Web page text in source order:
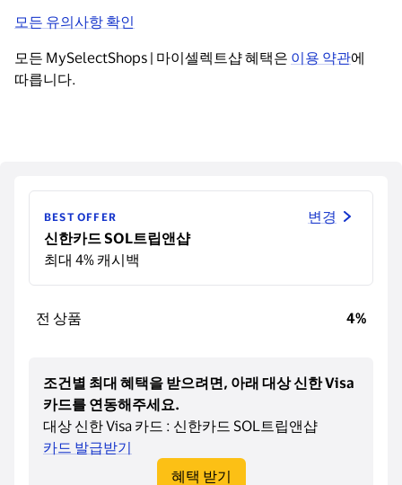
적립되지 않습니다.
모든 유의사항 확인
모든 MySelectShops | 마이셀렉트샵 혜택은 이용 약관에
따릅니다.
BEST OFFER
신한카드 SOL트립앤샵
최대 4% 캐시백
변경
4%
전 상품
조건별 최대 혜택을 받으려면, 아래 대상 신한 Visa
카드를 연동해주세요.
대상 신한 Visa 카드 : 신한카드 SOL트립앤샵
카드 발급받기
혜택 받기